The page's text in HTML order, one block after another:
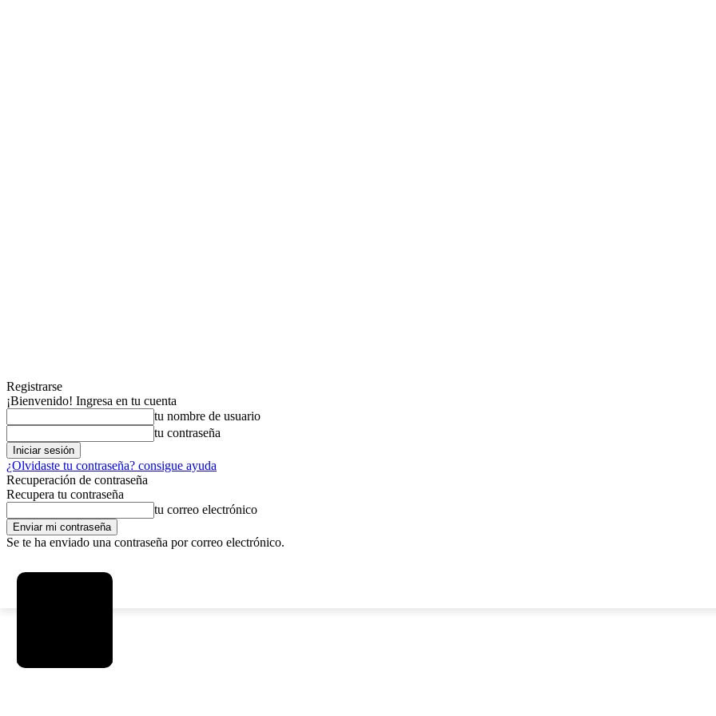
Registrarse
¡Bienvenido! Ingresa en tu cuenta
tu nombre de usuario
tu contraseña
¿Olvidaste tu contraseña? consigue ayuda
Recuperación de contraseña
Recupera tu contraseña
tu correo electrónico
Se te ha enviado una contraseña por correo electrónico.